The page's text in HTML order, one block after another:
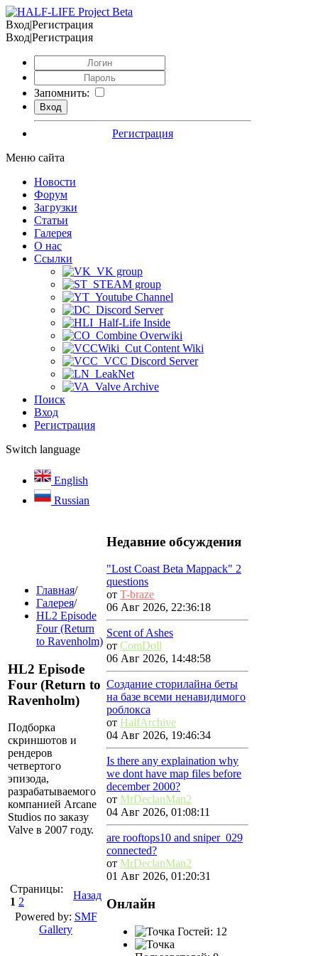
Вход|Регистрация
Вход|Регистрация
Запомнить:
Регистрация
Меню сайта
Новости
Форум
Загрузки
Статьи
Галерея
О нас
Ссылки
VK group
STEAM group
Youtube Channel
Discord Server
Half-Life Inside
Combine Overwiki
Cut Content Wiki
VCC Discord Server
LeakNet
Valve Archive
Поиск
Вход
Регистрация
Switch language
English
Russian
Главная/
Галерея/
HL2 Episode
Four (Return
to Ravenholm)
HL2 Episode
Four (Return to
Ravenholm)
Подборка
скриншотов и
рендеров
четвертого
эпизода,
разрабатываемого
компанией Arcane
Studios по заказу
Valve в 2007 году.
Страницы:
1 2
Назад
Powered by: SMF
Gallery
Недавние обсуждения
"Lost Coast Beta Mappack" 2
questions
от T-braze
06 Авг 2026, 22:36:18
Scent of Ashes
от ComDoll
06 Авг 2026, 14:48:58
Создание сторилайна беты
на базе всеми ненавидимого
роблокса
от HalfArchive
04 Авг 2026, 19:46:34
Is there any explaination why
we dont have map files before
december 2000?
от MrDeclanMan2
04 Авг 2026, 01:08:11
are rooftops10 and sniper_029
connected?
от MrDeclanMan2
01 Авг 2026, 01:20:31
Онлайн
Гостей: 12